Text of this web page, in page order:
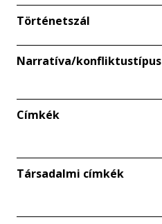
Történetszál
Narratíva/konfliktustípus
Címkék
Társadalmi címkék